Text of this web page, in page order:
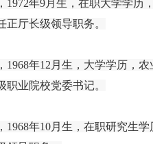
1972年9月生，在职大学学
厅长级领导职务。
1968年12月生，大学学历，
业院校党委书记。
1968年10月生，在职研究生